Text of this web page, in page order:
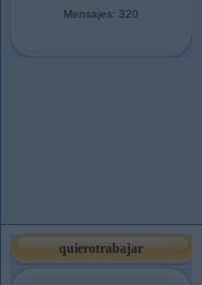
Mensajes: 320
quierotrabajar